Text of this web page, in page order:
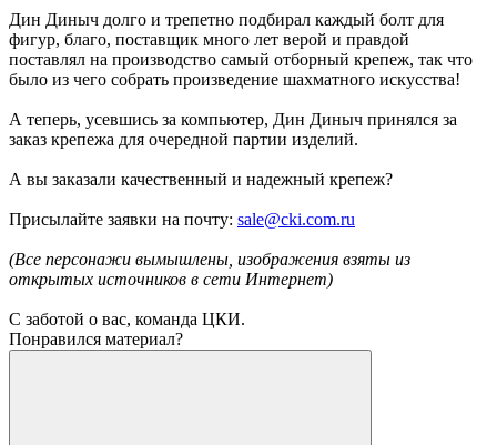
Дин Диныч долго и трепетно подбирал каждый болт для
фигур, благо, поставщик много лет верой и правдой
поставлял на производство самый отборный крепеж, так что
было из чего собрать произведение шахматного искусства!
​​​​​​​А теперь, усевшись за компьютер, Дин Диныч принялся за
заказ крепежа для очередной партии изделий.
А вы заказали качественный и надежный крепеж?
Присылайте заявки на почту: sale@cki.com.ru
(Все персонажи вымышлены, изображения взяты из
открытых источников в сети Интернет)
​​​​​​​С заботой о вас, команда ЦКИ.
Понравился материал?